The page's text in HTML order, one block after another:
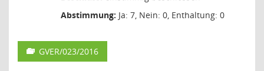
Abstimmung: Ja: 7, Nein: 0, Enthaltung: 0
GVER/023/2016